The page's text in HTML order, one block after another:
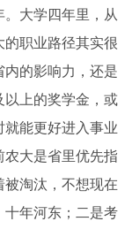
大学四年里，从
职业路径其实很
的影响力，还是
上的奖学金，或
能更好进入事业
大是省里优先指
淘汰，不想现在
年河东；二是考